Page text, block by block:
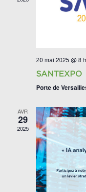
20 mai 2025 @ 8
SANTEXPO
Porte de
AVR
29
2025